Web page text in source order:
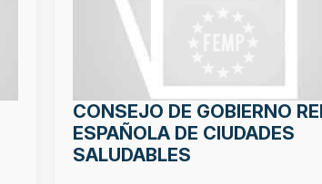
CONSEJO DE GOBIERNO
ESPAÑOLA DE CIUDADES
SALUDABLES